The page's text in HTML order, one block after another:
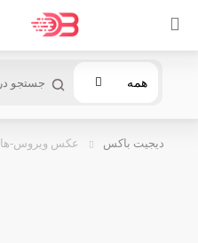
همه
دیجیت باکس عکس ویروس-ها